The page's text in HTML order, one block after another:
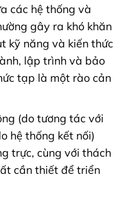
các hệ thống và
gây ra khó khăn
kỹ năng và kiến thức
lập trình và bảo
tạp là một rào cản
(do tương tác với
hệ thống kết nối)
trực, cùng với thách
cần thiết để triển